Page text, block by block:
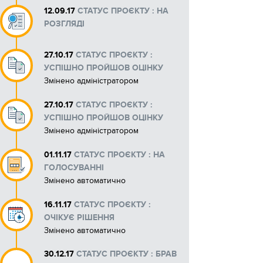
Макети рекламних матеріалів
12.09.17 СТАТУС ПРОЄКТУ : НА
РОЗГЛЯДІ
27.10.17 СТАТУС ПРОЄКТУ :
УСПІШНО ПРОЙШОВ ОЦІНКУ
Змінено адміністратором
27.10.17 СТАТУС ПРОЄКТУ :
УСПІШНО ПРОЙШОВ ОЦІНКУ
Змінено адміністратором
01.11.17 СТАТУС ПРОЄКТУ : НА
ГОЛОСУВАННІ
Змінено автоматично
16.11.17 СТАТУС ПРОЄКТУ :
ОЧІКУЄ РІШЕННЯ
Змінено автоматично
30.12.17 СТАТУС ПРОЄКТУ : БРАВ